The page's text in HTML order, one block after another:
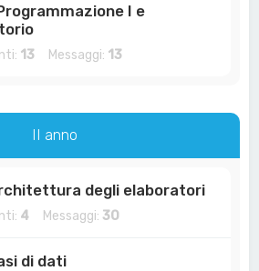
I e
13 Messaggi: 13
II anno
degli elaboratori
4 Messaggi: 30
di dati